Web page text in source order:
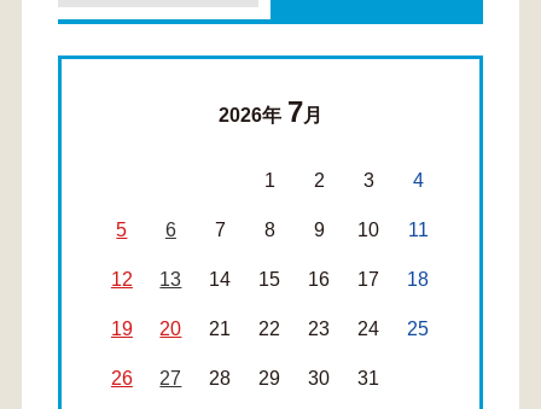
2026年 7月
1 2 3 4
5 6 7 8 9 10 11
12 13 14 15 16 17 18
19 20 21 22 23 24 25
26 27 28 29 30 31